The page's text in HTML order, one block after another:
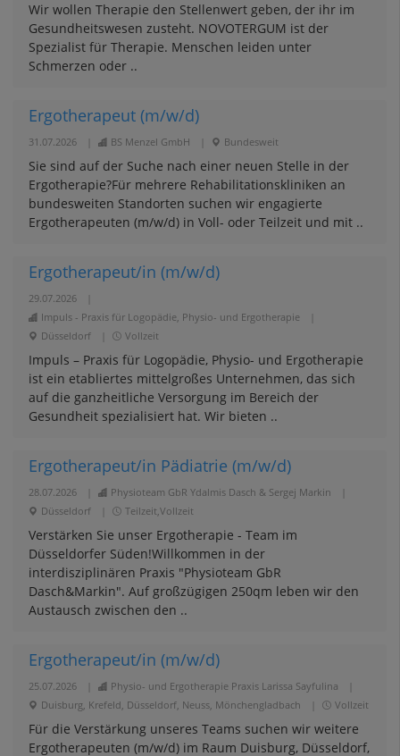
Wir wollen Therapie den Stellenwert geben, der ihr im
Gesundheitswesen zusteht. NOVOTERGUM ist der
Spezialist für Therapie. Menschen leiden unter
Schmerzen oder ..
Ergotherapeut (m/w/d)
31.07.2026 BS Menzel GmbH Bundesweit
Sie sind auf der Suche nach einer neuen Stelle in der
Ergotherapie?Für mehrere Rehabilitationskliniken an
bundesweiten Standorten suchen wir engagierte
Ergotherapeuten (m/w/d) in Voll- oder Teilzeit und mit ..
Ergotherapeut/in (m/w/d)
29.07.2026
Impuls - Praxis für Logopädie, Physio- und Ergotherapie
Düsseldorf
Vollzeit
Impuls – Praxis für Logopädie, Physio- und Ergotherapie
ist ein etabliertes mittelgroßes Unternehmen, das sich
auf die ganzheitliche Versorgung im Bereich der
Gesundheit spezialisiert hat. Wir bieten ..
Ergotherapeut/in Pädiatrie (m/w/d)
28.07.2026 Physioteam GbR Ydalmis Dasch & Sergej Markin
Düsseldorf
Teilzeit,Vollzeit
Verstärken Sie unser Ergotherapie - Team im
Düsseldorfer Süden!Willkommen in der
interdisziplinären Praxis "Physioteam GbR
Dasch&Markin". Auf großzügigen 250qm leben wir den
Austausch zwischen den ..
Ergotherapeut/in (m/w/d)
25.07.2026 Physio- und Ergotherapie Praxis Larissa Sayfulina
Duisburg, Krefeld, Düsseldorf, Neuss, Mönchengladbach
Vollzeit
Für die Verstärkung unseres Teams suchen wir weitere
Ergotherapeuten (m/w/d) im Raum Duisburg, Düsseldorf,